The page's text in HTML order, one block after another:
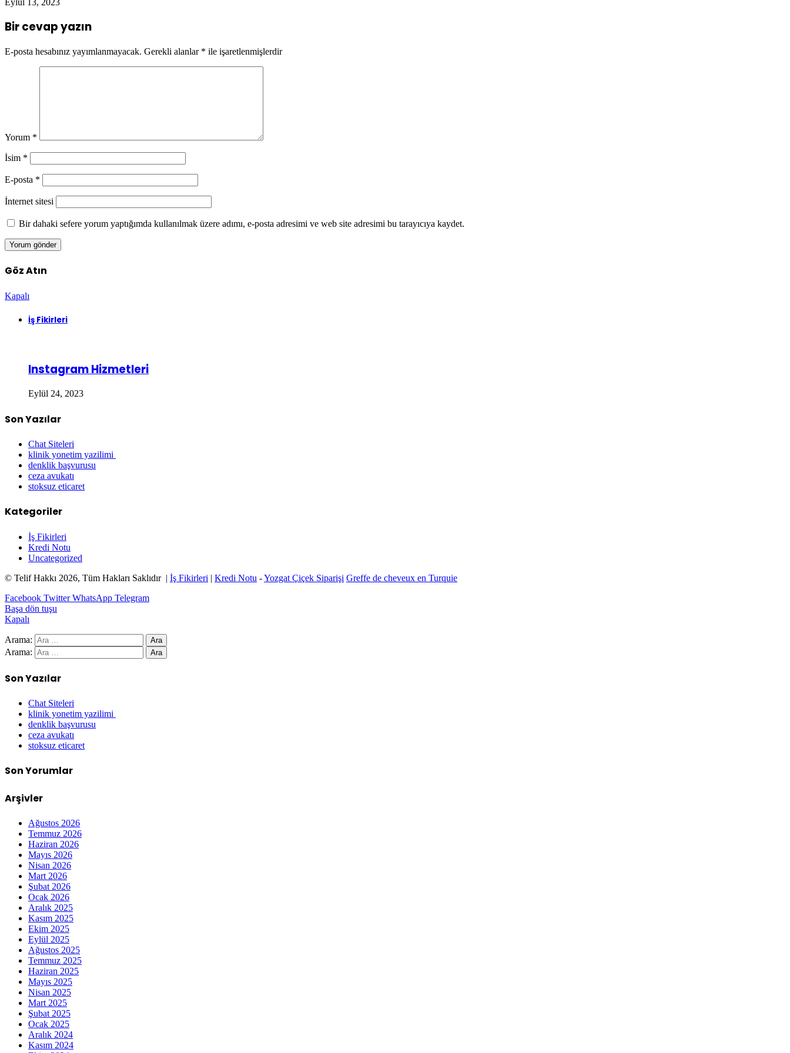
Bir cevap yazın
E-posta hesabınız yayımlanmayacak. Gerekli alanlar * ile işaretlenmişlerdir
Yorum *
İsim *
E-posta *
İnternet sitesi
Bir dahaki sefere yorum yaptığımda kullanılmak üzere adımı, e-posta adresimi ve web site adresimi bu tarayıcıya kaydet.
Göz Atın
Kapalı
İş Fikirleri
Instagram Hizmetleri
Eylül 24, 2023
Son Yazılar
Chat Siteleri
klinik yonetim yazilimi
denklik başvurusu
ceza avukatı
stoksuz eticaret
Kategoriler
İş Fikirleri
Kredi Notu
Uncategorized
© Telif Hakkı 2026, Tüm Hakları Saklıdır | İş Fikirleri | Kredi Notu -Yozgat Çiçek Siparişi Greffe de cheveux en Turquie
Facebook Twitter WhatsApp Telegram
Başa dön tuşu
Kapalı
Arama:
Arama:
Son Yazılar
Chat Siteleri
klinik yonetim yazilimi
denklik başvurusu
ceza avukatı
stoksuz eticaret
Son Yorumlar
Arşivler
Ağustos 2026
Temmuz 2026
Haziran 2026
Mayıs 2026
Nisan 2026
Mart 2026
Şubat 2026
Ocak 2026
Aralık 2025
Kasım 2025
Ekim 2025
Eylül 2025
Ağustos 2025
Temmuz 2025
Haziran 2025
Mayıs 2025
Nisan 2025
Mart 2025
Şubat 2025
Ocak 2025
Aralık 2024
Kasım 2024